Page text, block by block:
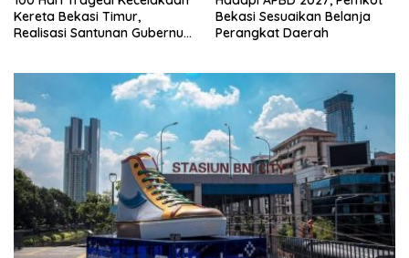
Kereta Bekasi Timur,
Realisasi Santunan Gubernur
Bekasi Sesuaikan Belanja
Perangkat Daerah